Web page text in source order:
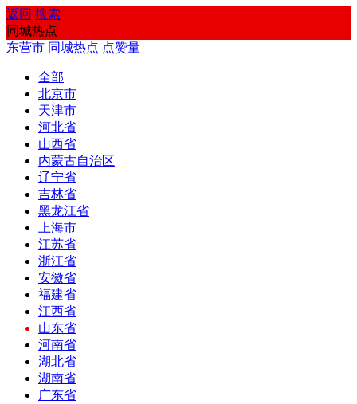
返回 搜索
同城热点
东营市 同城热点 点赞量
全部
北京市
天津市
河北省
山西省
内蒙古自治区
辽宁省
吉林省
黑龙江省
上海市
江苏省
浙江省
安徽省
福建省
江西省
山东省
河南省
湖北省
湖南省
广东省